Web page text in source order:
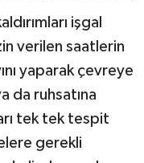
işgal
verilen saatlerin
yaparak çevreye
da ruhsatına
tek tek tespit
gerekli